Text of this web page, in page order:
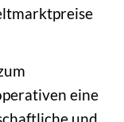
eine
und